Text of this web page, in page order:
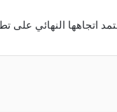
اتجاهها النهائي